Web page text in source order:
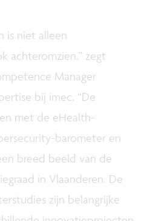
is niet alleen
achteromzien,” zegt
Manager
bij imec. “De
met de eHealth-
barometer en
breed beeld van de
in Vlaanderen. De
zijn belangrijke